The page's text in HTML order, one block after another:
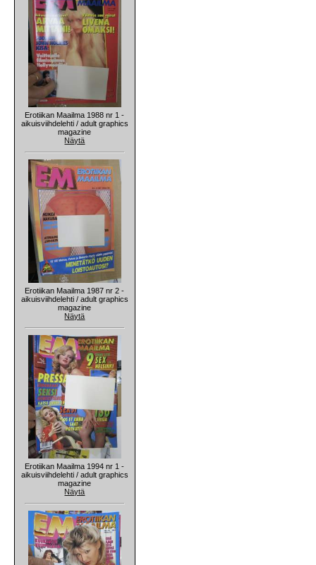
Erotiikan Maailma 1988 nr 1 -
aikuisviihdelehti / adult graphics
magazine
Näytä
Erotiikan Maailma 1987 nr 2 -
aikuisviihdelehti / adult graphics
magazine
Näytä
Erotiikan Maailma 1994 nr 1 -
aikuisviihdelehti / adult graphics
magazine
Näytä